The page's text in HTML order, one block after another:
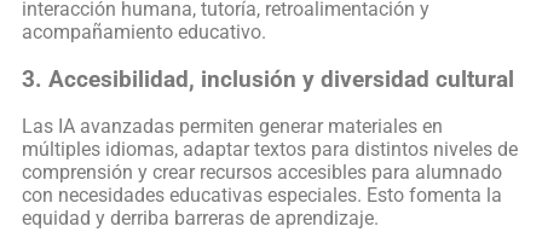
interacción humana, tutoría, retroalimentación y
acompañamiento educativo.
3. Accesibilidad, inclusión y diversidad cultural
Las IA avanzadas permiten generar materiales en
múltiples idiomas, adaptar textos para distintos niveles de
comprensión y crear recursos accesibles para alumnado
con necesidades educativas especiales. Esto fomenta la
equidad y derriba barreras de aprendizaje.